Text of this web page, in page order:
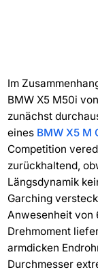
Im
BMW X5 M50i
zunächst
eines BMW X5 M
Competition
zurückhaltend,
Längsdynamik
Garching
Anwesenheit von
Drehmoment
armdicken
Durchmesser